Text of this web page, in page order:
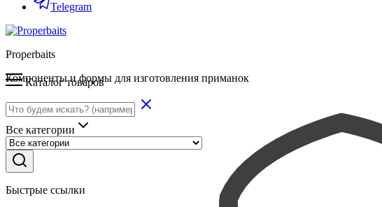
Telegram
Properbaits
Компоненты и формы для изготовления приманок
Все категории
Быстрые ссылки
Каталог товаров